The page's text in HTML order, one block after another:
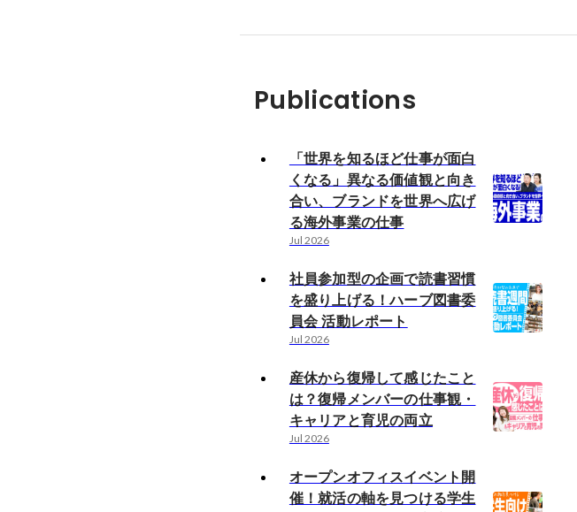
Publications
「世界を知るほど仕事が面白
くなる」異なる価値観と向き
合い、ブランドを世界へ広げ
る海外事業の仕事
Jul 2026
社員参加型の企画で読書習慣
を盛り上げる！ハーブ図書委
員会 活動レポート
Jul 2026
産休から復帰して感じたこと
は？復帰メンバーの仕事観・
キャリアと育児の両立
Jul 2026
オープンオフィスイベント開
催！就活の軸を見つける学生